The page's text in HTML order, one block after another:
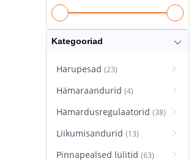
Kategooriad
Harupesad (23)
Hämaraandurid (4)
Hämardusregulaatorid (38)
Liikumisandurid (13)
Pinnapealsed lülitid (63)